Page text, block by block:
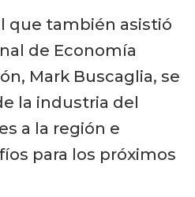
que también asistió
de Economía
Mark Buscaglia, se
la industria del
a la región e
para los próximos